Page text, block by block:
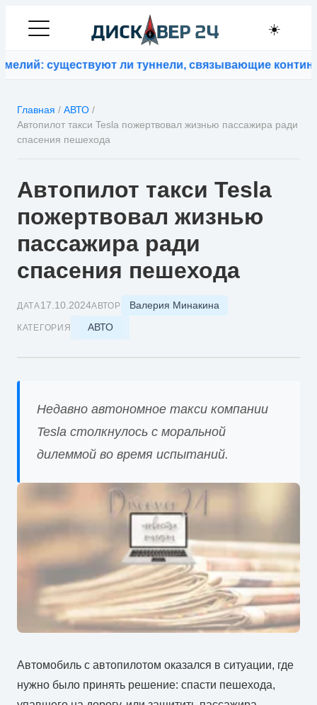
☀️
существуют ли туннели, связывающие
Главная / АВТО /
Автопилот такси Tesla пожертвовал жизнью пассажира ради
спасения пешехода
Автопилот такси Tesla
пожертвовал жизнью
пассажира ради
спасения пешехода
ДАТА17.10.2024АВТОР Валерия Минакина
КАТЕГОРИЯ АВТО
Недавно автономное такси компании
Tesla столкнулось с моральной
дилеммой во время испытаний.
Автомобиль с автопилотом оказался в ситуации, где
нужно было принять решение: спасти пешехода,